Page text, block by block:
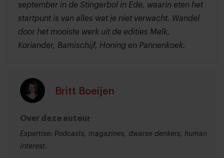
september in de Stingerbol in Ede, waarin eten het
startpunt is van alles wat je niet verwacht. Wandel
door het mooiste werk uit de edities Melk,
Koriander, Bamischijf, Honing en Pannenkoek.
Britt Boeijen
Over deze auteur
Expertise: Podcasts, magazines, dwarse denkers, human
interest.